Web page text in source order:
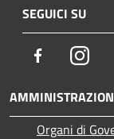
SEGUICI SU
Facebook
Organi di